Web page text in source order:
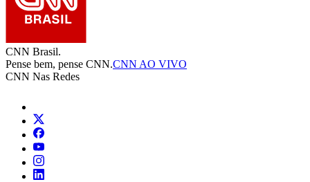
CNN Brasil.
Pense bem, pense CNN.CNN AO VIVO
CNN Nas Redes